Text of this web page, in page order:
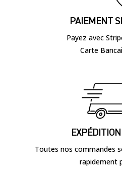
PAIEMENT
Payez avec
Carte
Toutes nos commandes
rapidement